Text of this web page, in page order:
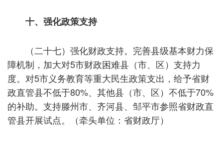
十、强化政策支持
（二十七）强化财政支持。完善县级基本财力保
障机制，加大对5市财政困难县（市、区）支持力
度。对5市义务教育等重大民生政策支出，给予省财
政直管县不低于80%、其他县（市、区）不低于70%
的补助。支持滕州市、齐河县、邹平市参照省财政直
管县开展试点。（牵头单位：省财政厅）